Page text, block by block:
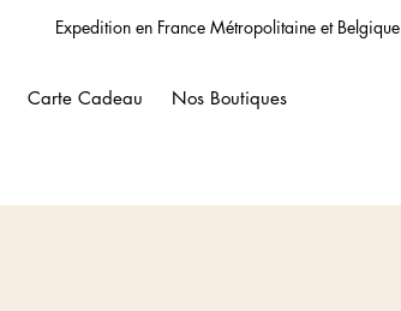
Expedition en France Métropolitaine et Belgique
Carte Cadeau Nos Boutiques